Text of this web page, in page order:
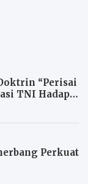
“Perisai
TNI Hadapi
Perkuat